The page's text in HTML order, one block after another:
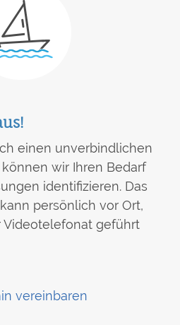
einen unverbindlichen
wir Ihren Bedarf
identifizieren. Das
persönlich vor Ort,
geführt
vereinbaren